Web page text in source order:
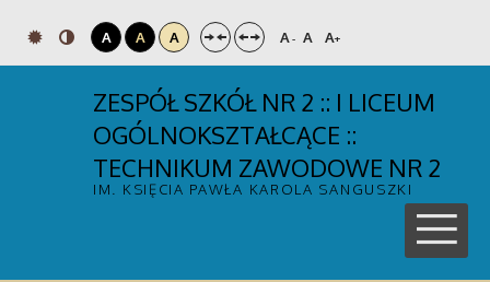
A A A A- A A+
ZESPÓŁ SZKÓŁ NR 2 :: I LICEUM
OGÓLNOKSZTAŁCĄCE ::
TECHNIKUM ZAWODOWE NR 2
IM. KSIĘCIA PAWŁA KAROLA SANGUSZKI